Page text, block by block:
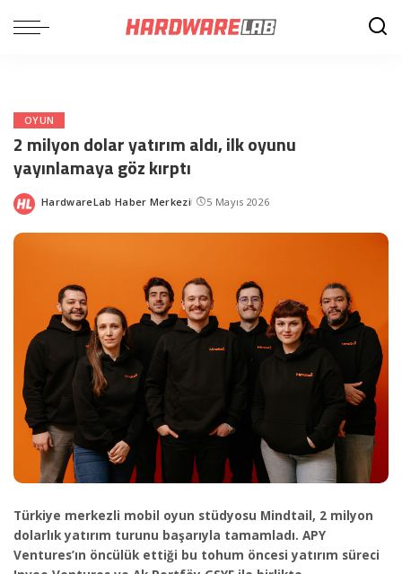
OYUN
2 milyon dolar yatırım aldı, ilk oyunu
yayınlamaya göz kırptı
Posted
HardwareLab Haber Merkezi 5 Mayıs 2026
Türkiye merkezli mobil oyun stüdyosu Mindtail, 2 milyon
dolarlık yatırım turunu başarıyla tamamladı. APY
Ventures’ın öncülük ettiği bu tohum öncesi yatırım süreci